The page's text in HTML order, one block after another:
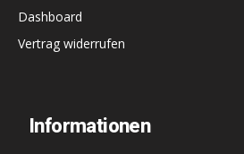
Dashboard
Vertrag widerrufen
Informationen